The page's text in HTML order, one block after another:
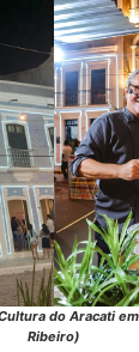
do Aracati
Ribeiro)